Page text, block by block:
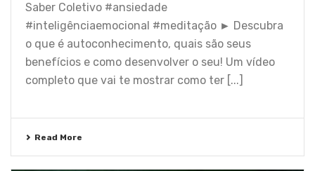
Saber Coletivo #ansiedade
#inteligênciaemocional #meditação ► Descubra
o que é autoconhecimento, quais são seus
benefícios e como desenvolver o seu! Um vídeo
completo que vai te mostrar como ter [...]
Read More